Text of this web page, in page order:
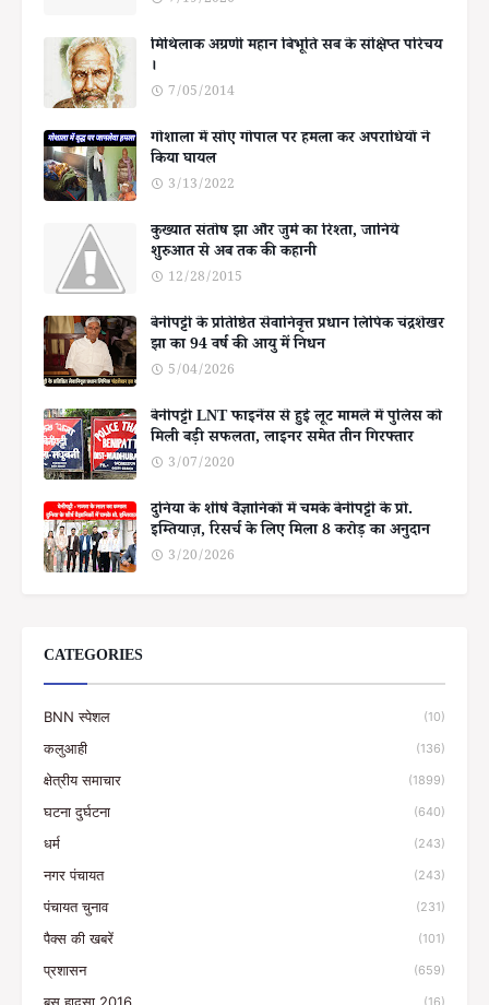
मिथिलाक अग्रणी महान बिभूति सब के संक्षिप्त परिचय
।
7/05/2014
गोशाला में सोए गोपाल पर हमला कर अपराधियों ने
किया घायल
3/13/2022
कुख्यात संतोष झा और जुर्म का रिश्ता, जानिये
शुरुआत से अब तक की कहानी
12/28/2015
बेनीपट्टी के प्रतिष्ठित सेवानिवृत्त प्रधान लिपिक चंद्रशेखर
झा का 94 वर्ष की आयु में निधन
5/04/2026
बेनीपट्टी LNT फाइनेंस से हुई लूट मामले में पुलिस को
मिली बड़ी सफलता, लाइनर समेत तीन गिरफ्तार
3/07/2020
दुनिया के शीर्ष वैज्ञानिकों में चमके बेनीपट्टी के प्रो.
इम्तियाज़, रिसर्च के लिए मिला 8 करोड़ का अनुदान
3/20/2026
CATEGORIES
BNN स्पेशल (10)
कलुआही (136)
क्षेत्रीय समाचार (1899)
घटना दुर्घटना (640)
धर्म (243)
नगर पंचायत (243)
पंचायत चुनाव (231)
पैक्स की खबरें (101)
प्रशासन (659)
बस हादसा 2016 (16)